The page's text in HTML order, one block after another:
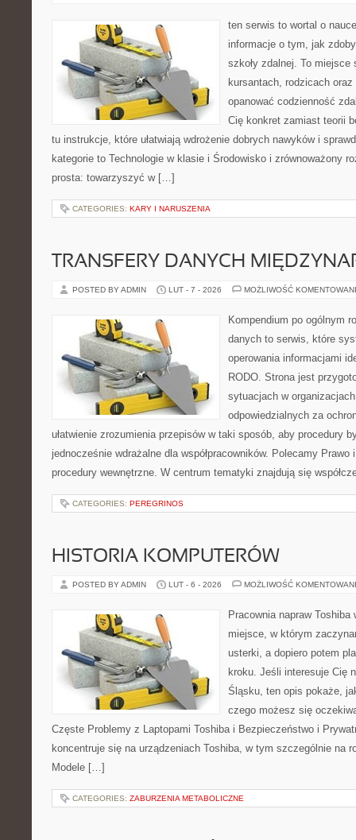
ten serwis to wortal o
informacje o tym, jak
szkoły zdalnej. To
kursantach, rodzicach
opanować codzienność
Cię konkret zamiast teorii
tu instrukcje, które ułatwiają wdrożenie dobrych nawyków i
kategorie to Technologie w klasie i Środowisko i zrównoważony
prosta: towarzyszyć w […]
CATEGORIES: KARY I NARUSZENIA
TRANSFERY DANYCH
POSTED BY ADMIN LUT - 7 - 2026 MOŻLIWOŚĆ
Kompendium po ogólnym
danych to serwis, które
operowania informacjami
RODO. Strona jest
sytuacjach w
odpowiedzialnych za
ułatwienie zrozumienia przepisów w taki sposób, aby procedury
jednocześnie wdrażalne dla współpracowników. Polecamy
procedury wewnętrzne. W centrum tematyki znajdują się
CATEGORIES: PEREGRINOS
HISTORIA KOMPUTERÓW
POSTED BY ADMIN LUT - 6 - 2026 MOŻLIWOŚĆ
Pracownia napraw
miejsce, w którym
usterki, a dopiero potem
kroku. Jeśli interesuje Cię
Śląsku, ten opis pokaże,
czego możesz się
Częste Problemy z Laptopami Toshiba i Bezpieczeństwo i
koncentruje się na urządzeniach Toshiba, w tym szczególnie na
Modele […]
CATEGORIES: ZABURZENIA METABOLICZNE